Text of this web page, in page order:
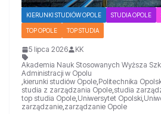
KIERUNKI STUDIÓW OPOLE STUDIA OPOLE
TOP OPOLE TOP STUDIA
5 lipca 2026
KK
Akademia Nauk Stosowanych Wyższa
Administracji w Opolu
,kierunki studiów Opole,Politechnika
studia z zarządzania Opole,studia
top studia Opole,Uniwersytet Opolski,
zarządzanie,zarządzanie Opole